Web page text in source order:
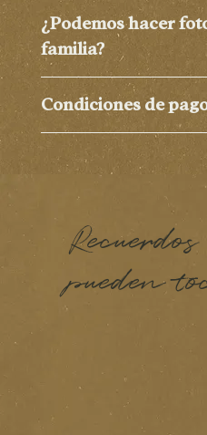
¿Podemos hacer
familia?
Condiciones de
pueden